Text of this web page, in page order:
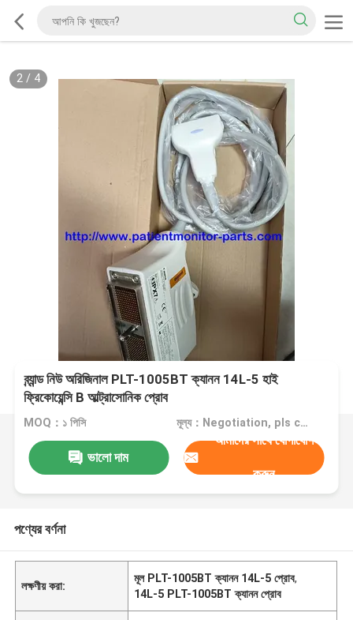
2/ 4
ব্র্যান্ড নিউ অরিজিনাল PLT-1005BT ক্যানন 14L-5 হাই
ফ্রিকোয়েন্সি B আল্ট্রাসোনিক প্রোব
MOQ：১ পিসি মূল্য：Negotiation, pls contact me
ভালো দাম
আমাদের সাথে যোগাযোগ
করুন
পণ্যের বর্ণনা
লক্ষণীয় করা:
মূল PLT-1005BT ক্যানন 14L-5 প্রোব,
14L-5 PLT-1005BT ক্যানন প্রোব